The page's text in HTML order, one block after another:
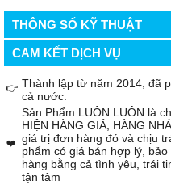
THÔNG SỐ KỸ THUẬT
CAM KẾT DỊCH VỤ
👉 Thành lập từ năm 2014, đã
cả nước.
❤️
Sản Phẩm LUÔN LUÔN là
HIỆN HÀNG GIẢ, HÀNG
giá trị đơn hàng đó và chịu
phẩm có giá bán hợp lý,
hàng bằng cả tình yêu, trái
tận tâm